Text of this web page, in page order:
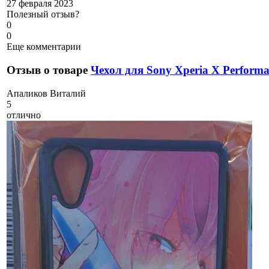
27 февраля 2023
Полезный отзыв?
0
0
Еще комментарии
Отзыв о товаре Чехол для Sony Xperia X
Апаликов Виталий
5
отлично